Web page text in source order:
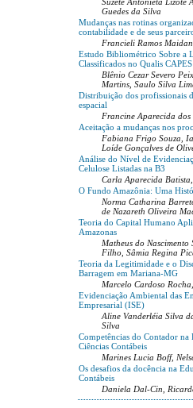
Guedes da Silva
Mudanças nas rotinas
contabilidade e de seus
Francieli Ramos
Estudo Bibliométrico Sobre a
Classificados no Qualis CAPES
Blênio Cezar Severo
Martins, Saulo Silva
Distribuição dos profissionais
espacial
Francine Aparecida dos
Aceitação a mudanças nos
Fabiana Frigo Souza,
Loíde Gonçalves de
Análise do Nível de
Celulose Listadas na B3
Carla Aparecida
O Fundo Amazônia: Uma
Norma Catharina
de Nazareth Oliveira
Teoria do Capital Humano
Amazonas
Matheus do
Filho, Sâmia Regina
Teoria da Legitimidade e o
Barragem em Mariana-MG
Marcelo Cardoso
Evidenciação Ambiental das
Empresarial (ISE)
Aline Vanderléia Silva
Silva
Competências do Contador na
Ciências Contábeis
Marines Lucia Boff,
Os desafios da docência na
Contábeis
Daniela Dal-Cin,